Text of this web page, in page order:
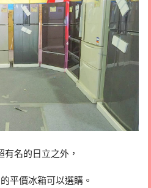
名的日立之外，
平價冰箱可以選購。